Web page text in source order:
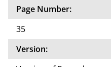
Page Number:
35
Version: